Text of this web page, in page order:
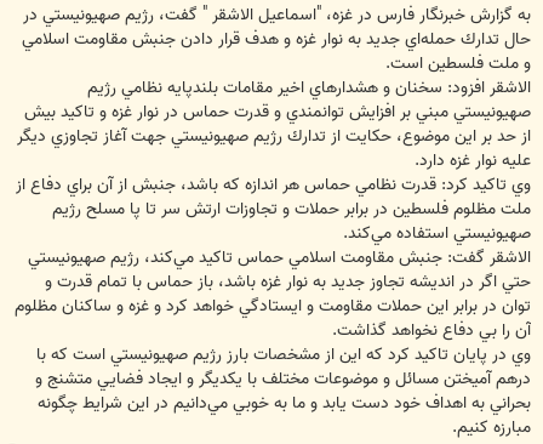
به گزارش خبرنگار فارس در غزه، "اسماعيل الاشقر " گفت، رژيم صهيونيستي در
حال تدارك حمله‌اي جديد به نوار غزه و هدف قرار دادن جنبش مقاومت اسلامي
و ملت فلسطين است.
الاشقر افزود: سخنان و هشدارهاي اخير مقامات بلندپايه نظامي رژيم
صهيونيستي مبني بر افزايش توانمندي و قدرت حماس در نوار غزه و تاكيد بيش
از حد بر اين موضوع، حكايت از تدارك رژيم صهيونيستي جهت آغاز تجاوزي ديگر
عليه نوار غزه دارد.
وي تاكيد كرد: قدرت نظامي حماس هر اندازه كه باشد، جنبش از آن براي دفاع از
ملت مظلوم فلسطين در برابر حملات و تجاوزات ارتش سر تا پا مسلح رژيم
صهيونيستي استفاده مي‌كند.
الاشقر گفت: جنبش مقاومت اسلامي حماس تاكيد مي‌كند، رژيم صهيونيستي
حتي اگر در انديشه تجاوز جديد به نوار غزه باشد، باز حماس با تمام قدرت و
توان در برابر اين حملات مقاومت و ايستادگي خواهد كرد و غزه و ساكنان مظلوم
آن را بي دفاع نخواهد گذاشت.
وي در پايان تاكيد كرد كه اين از مشخصات بارز رژيم صهيونيستي است كه با
درهم آميختن مسائل و موضوعات مختلف با يكديگر و ايجاد فضايي متشنج و
بحراني به اهداف خود دست يابد و ما به خوبي مي‌دانيم در اين شرايط چگونه
مبارزه كنيم.